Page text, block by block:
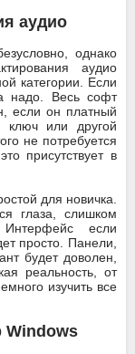
аудио
однако
аудио
категории. Если
надо. Весь софт
если он платный
ключ или другой
не потребуется
присутствует в
для новичка.
глаза, слишком
если
просто. Панели,
будет доволен,
реальность, от
изучить все
Windows